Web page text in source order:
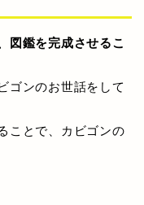
図鑑を完成させるこ
ゴンのお世話をして
ことで、カビゴンの